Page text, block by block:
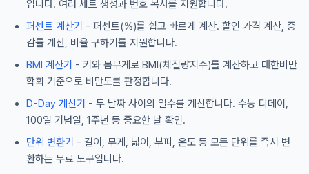
입니다. 여러 세트 생성과 번호 복사를 지원합니다.
퍼센트 계산기 - 퍼센트(%)를 쉽고 빠르게 계산. 할인 가격 계산, 증
감률 계산, 비율 구하기를 지원합니다.
BMI 계산기 - 키와 몸무게로 BMI(체질량지수)를 계산하고 대한비만
학회 기준으로 비만도를 판정합니다.
D-Day 계산기 - 두 날짜 사이의 일수를 계산합니다. 수능 디데이,
100일 기념일, 1주년 등 중요한 날 확인.
단위 변환기 - 길이, 무게, 넓이, 부피, 온도 등 모든 단위를 즉시 변
환하는 무료 도구입니다.